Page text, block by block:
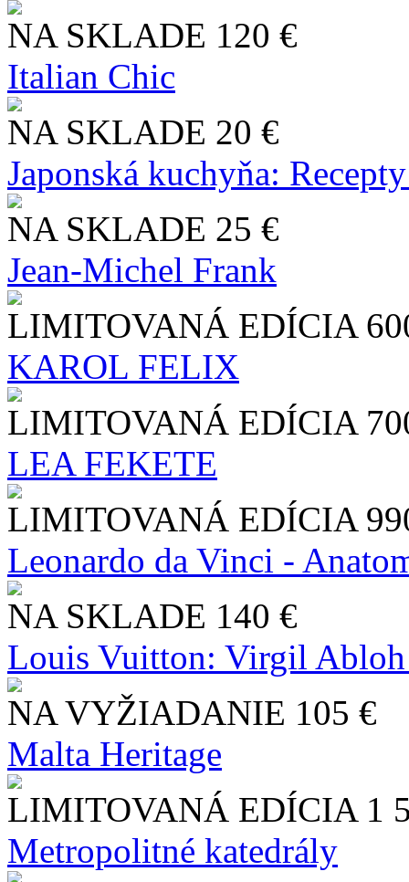
NA SKLADE 120 €
Italian Chic
NA SKLADE 20 €
Japonská kuchyňa:
NA SKLADE 25 €
Jean-Michel Frank
LIMITOVANÁ EDÍCIA
KAROL FELIX
LIMITOVANÁ EDÍCIA
LEA FEKETE
LIMITOVANÁ EDÍCIA
Leonardo da Vinci -
NA SKLADE 140 €
Louis Vuitton: Virgil
NA VYŽIADANIE 105 €
Malta Heritage
LIMITOVANÁ EDÍCIA 1
Metropolitné katedrály